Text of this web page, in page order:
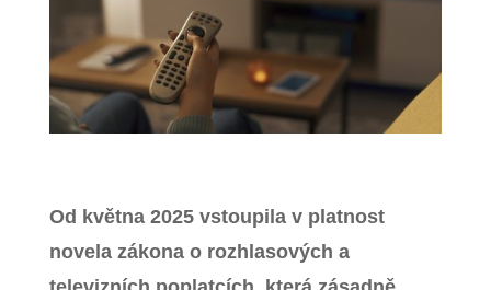
Od května 2025 vstoupila v platnost
novela zákona o rozhlasových a